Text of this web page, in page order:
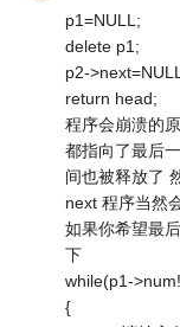
p1=NULL;
delete p1;
p2-
return head;
程序会崩溃的
都指向了最后
间也被释放了
next 程序当然
如果你希望最
下
while(p1-
{